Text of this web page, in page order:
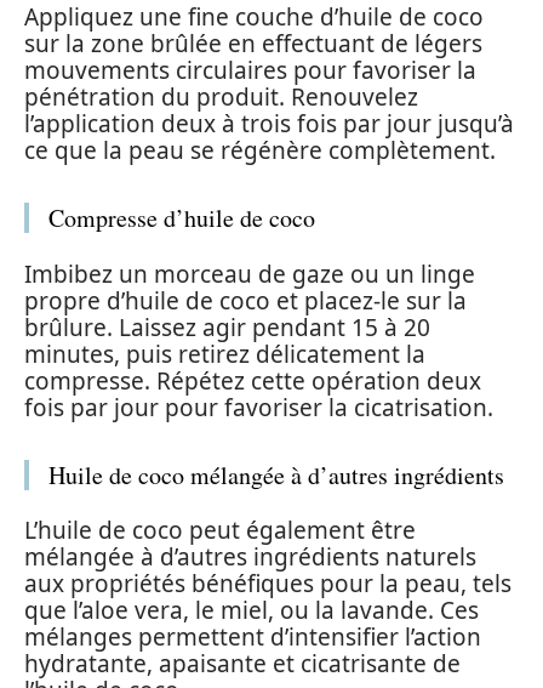
Appliquez une fine couche d’huile de coco
sur la zone brûlée en effectuant de légers
mouvements circulaires pour favoriser la
pénétration du produit. Renouvelez
l’application deux à trois fois par jour jusqu’à
ce que la peau se régénère complètement.
Compresse d’huile de coco
Imbibez un morceau de gaze ou un linge
propre d’huile de coco et placez-le sur la
brûlure. Laissez agir pendant 15 à 20
minutes, puis retirez délicatement la
compresse. Répétez cette opération deux
fois par jour pour favoriser la cicatrisation.
Huile de coco mélangée à d’autres ingrédients
L’huile de coco peut également être
mélangée à d’autres ingrédients naturels
aux propriétés bénéfiques pour la peau, tels
que l’aloe vera, le miel, ou la lavande. Ces
mélanges permettent d’intensifier l’action
hydratante, apaisante et cicatrisante de